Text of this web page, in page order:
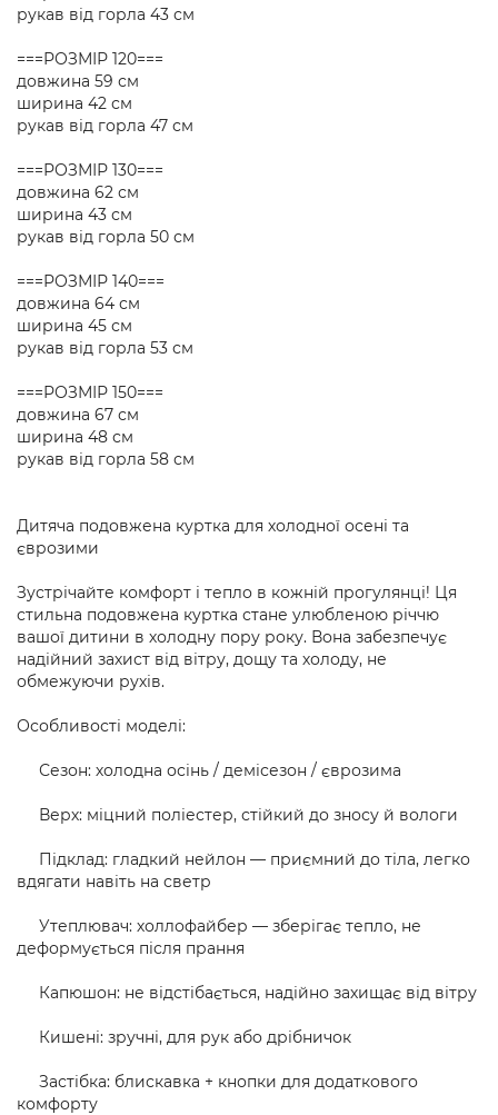
рукав від горла 43 см
===РОЗМІР 120===
довжина 59 см
ширина 42 см
рукав від горла 47 см
===РОЗМІР 130===
довжина 62 см
ширина 43 см
рукав від горла 50 см
===РОЗМІР 140===
довжина 64 см
ширина 45 см
рукав від горла 53 см
===РОЗМІР 150===
довжина 67 см
ширина 48 см
рукав від горла 58 см
Дитяча подовжена куртка для холодної осені та
єврозими
Зустрічайте комфорт і тепло в кожній прогулянці! Ця
стильна подовжена куртка стане улюбленою річчю
вашої дитини в холодну пору року. Вона забезпечує
надійний захист від вітру, дощу та холоду, не
обмежуючи рухів.
Особливості моделі:
Сезон: холодна осінь / демісезон / єврозима
Верх: міцний поліестер, стійкий до зносу й вологи
Підклад: гладкий нейлон — приємний до тіла, легко
вдягати навіть на светр
Утеплювач: холлофайбер — зберігає тепло, не
деформується після прання
Капюшон: не відстібається, надійно захищає від вітру
Кишені: зручні, для рук або дрібничок
Застібка: блискавка + кнопки для додаткового
комфорту